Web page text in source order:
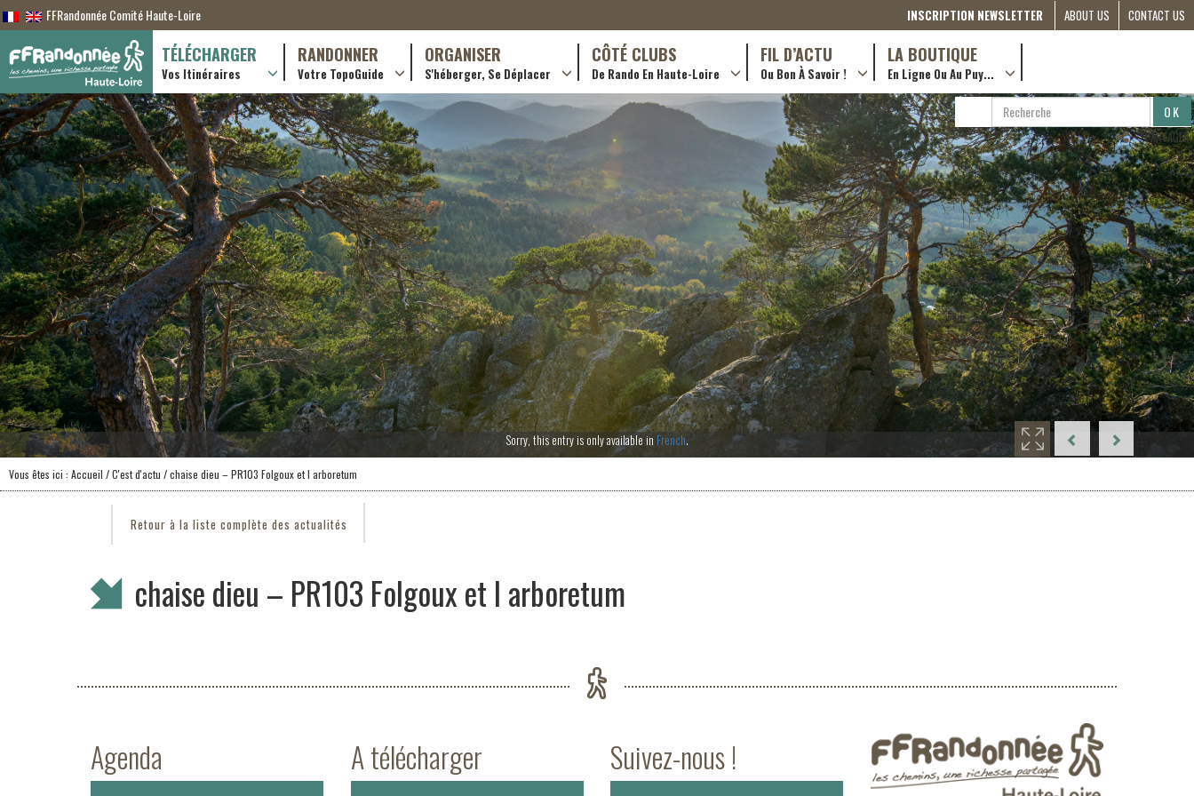
Sorry, this entry is only available in French.
FFRandonnée Comité Haute-Loire INSCRIPTION NEWSLETTER
ABOUT US
RÔLES &
ACTIONS
PARTNERSHIPS
ETRE
BÉNÉVOLE
(FRANÇAIS)
COMPAGNON
DE ROUTE
2022
CONTACT US
TÉLÉCHARGER
Vos Itinéraires
RANDONNER
Votre TopoGuide
Randonnées itinerantes (GR)
Randonnées à la journée (PR)
Online shop
Useful & advice
ORGANISER
S'héberger, Se Déplacer
Hotellerie
Transporteurs & services
CÔTÉ CLUBS
De Rando En Haute-Loire
Train yourself
Rando douce
Trouver un club
Adhérer
Créer un club
FIL D’ACTU
Ou Bon À Savoir !
LA BOUTIQUE
En Ligne Ou Au Puy...
… en ville !
…en ligne !
RECHERCHER
RECHERCHE
PARTAGER
Vous êtes ici : Accueil /C'est d'actu / chaise dieu – PR103 Folgoux et l arboretum
Retour à la liste complète des actualités
chaise dieu – PR103 Folgoux et l arboretum
Agenda A télécharger Suivez-nous !